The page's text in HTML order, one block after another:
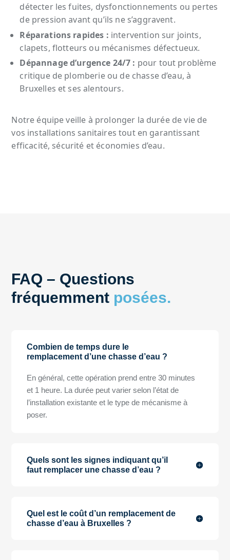
détecter les fuites, dysfonctionnements ou pertes
de pression avant qu’ils ne s’aggravent.
Réparations rapides : intervention sur joints,
clapets, flotteurs ou mécanismes défectueux.
Dépannage d’urgence 24/7 : pour tout problème
critique de plomberie ou de chasse d’eau, à
Bruxelles et ses alentours.
Notre équipe veille à prolonger la durée de vie de
vos installations sanitaires tout en garantissant
efficacité, sécurité et économies d’eau.
FAQ – Questions
fréquemment posées.
Combien de temps dure le
remplacement d’une chasse d’eau ?
En général, cette opération prend entre 30 minutes
et 1 heure. La durée peut varier selon l’état de
l’installation existante et le type de mécanisme à
poser.
Quels sont les signes indiquant qu’il
faut remplacer une chasse d’eau ?
Quel est le coût d’un remplacement de
chasse d’eau à Bruxelles ?